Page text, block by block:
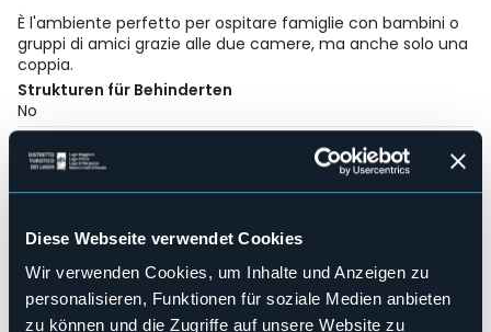
Diese Webseite verwendet Cookies
Wir verwenden Cookies, um Inhalte und Anzeigen zu
personalisieren, Funktionen für soziale Medien anbieten
zu können und die Zugriffe auf unsere Website zu
È l'ambiente perfetto per ospitare famiglie con bambini o
gruppi di amici grazie alle due camere, ma anche solo una
coppia.
Strukturen für Behinderten
No
No
Kongresshalle
Hallenbad
No
Haustiere erlaubt
Sì